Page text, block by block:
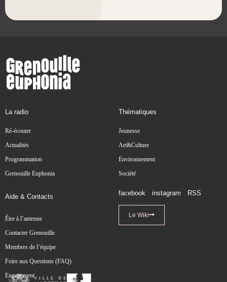
La radio
Ré-écouter
Actualités
Programmation
Grenouille Euphonia
Thématiques
Jeunesse
Art&Culture
Environnement
Société
Aide & Contacts
Être à l’antenne
Contacter Grenouille
Membres de l’équipe
Foire aux Questions (FAQ)
Engagement
facebook instagram RSS
Le Wiki